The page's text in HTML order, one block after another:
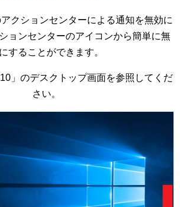
アクションセンターによる通知を無効に
ョンセンターのアイコンから簡単に無
することができます。
」のデスクトップ画面を参照してくだ
さい。